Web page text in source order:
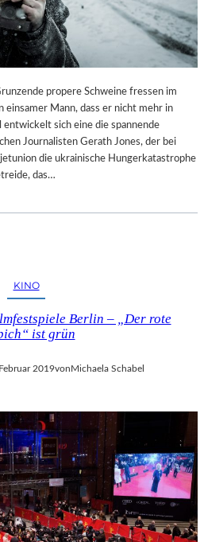
propere Schweine fressen im
Mann, dass er nicht mehr in
entwickelt sich eine die spannende
Journalisten Gerath Jones, der bei
die ukrainische Hungerkatastrophe
das…
KINO
Berlin – „Der rote
ist grün
2019vonMichaela Schabel